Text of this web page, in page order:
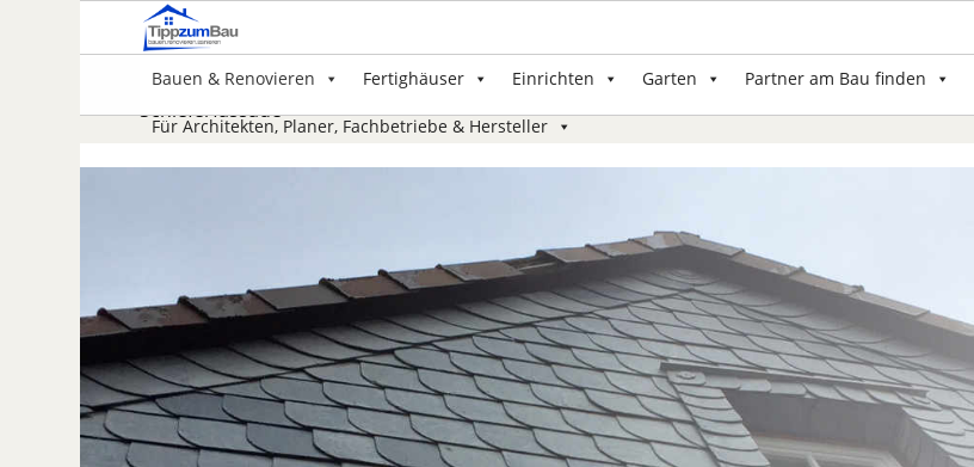
Bauen & Renovieren Fertighäuser Einrichten Garten Partner am Bau finden
Für Architekten, Planer, Fachbetriebe & Hersteller
Schieferfassade